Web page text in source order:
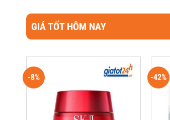
GIÁ TỐT HÔM NAY
-8% -42%